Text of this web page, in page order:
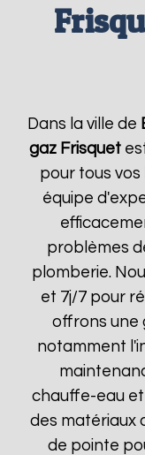
Dans la ville de
gaz Frisquet
pour tous
équipe
problèmes
plomberie.
et 7j/7 pour
offrons une
notamment
chauffe-eau et
des matériaux
de pointe